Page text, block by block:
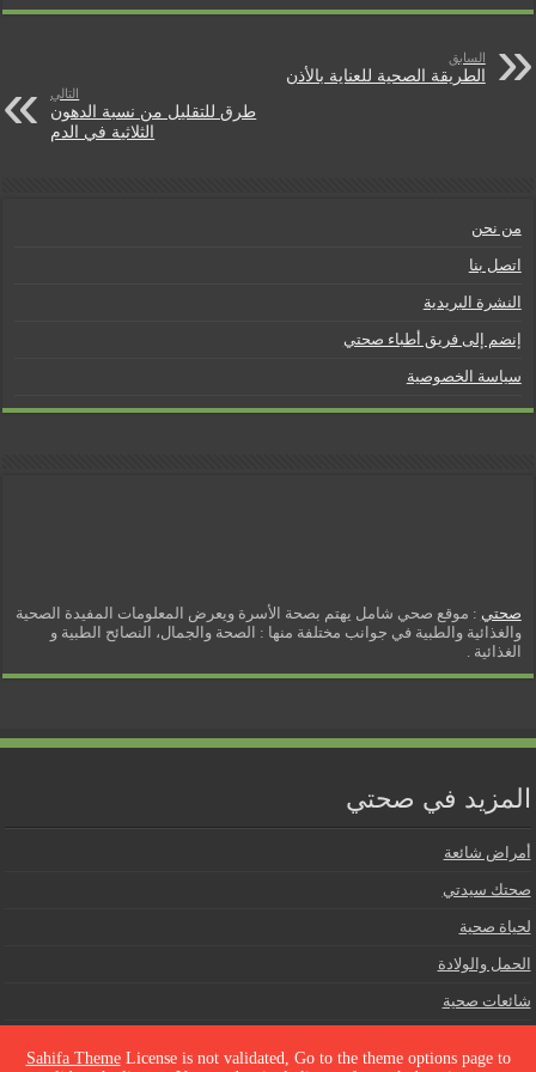
t
e
d
السابق
الطريقة الصحية للعناية بالأذن
التالي
طرق للتقليل من نسبة الدهون
الثلاثية في الدم
من نحن
اتصل بنا
النشرة البريدية
إنضم إلى فريق أطباء صحتي
سياسة الخصوصية
صحتي : موقع صحي شامل يهتم بصحة الأسرة ويعرض المعلومات المفيدة الصحية
والغذائية والطبية في جوانب مختلفة منها : الصحة والجمال، النصائح الطبية و
الغذائية .
المزيد في صحتي
أمراض شائعة
صحتك سيدتي
لحياة صحية
الحمل والولادة
شائعات صحية
Facebook TwitterPinterest Email
PrintFriendly
Sahifa ThemeLicense is not validated, Go to the theme options page to